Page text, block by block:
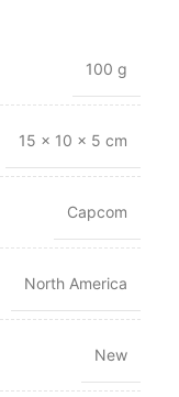
100 g
15 × 10 × 5 cm
Capcom
North America
New